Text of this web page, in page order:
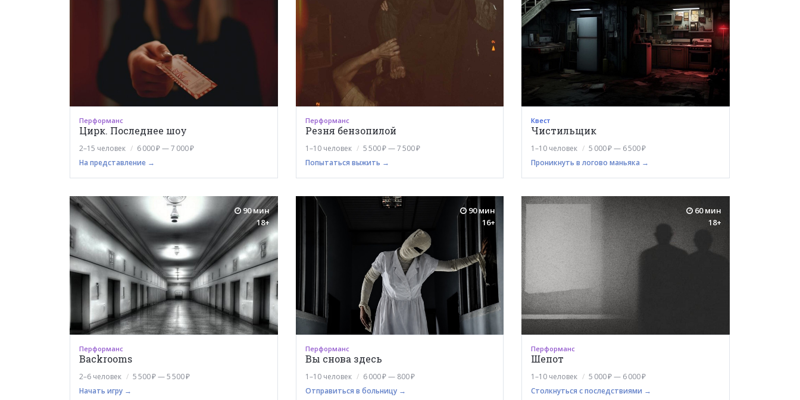
Перформанс
Цирк. Последнее шоу
2–15 человек
6 000 ₽ — 7 000 ₽
На представление →
Перформанс
Резня бензопилой
1–10 человек
5 500 ₽ — 7 500 ₽
Попытаться выжить →
Квест
Чистильщик
1–10 человек
5 000 ₽ — 6 500 ₽
Проникнуть в логово маньяка →
90 мин
18+
Перформанс
Backrooms
2–6 человек
5 500 ₽ — 5 500 ₽
Начать игру →
90 мин
16+
Перформанс
Вы снова здесь
1–10 человек
6 000 ₽ — 800 ₽
Отправиться в больницу →
60 мин
18+
Перформанс
Шепот
1–10 человек
5 000 ₽ — 6 000 ₽
Столкнуться с последствиями →